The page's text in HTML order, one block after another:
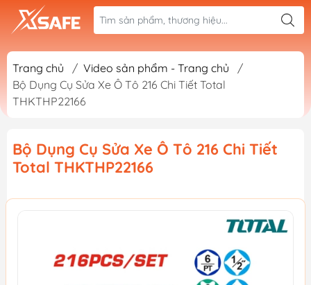
Trang chủ / Video sản phẩm - Trang chủ
/
Bộ Dụng Cụ Sửa Xe Ô Tô 216 Chi Tiết Total
THKTHP22166
Bộ Dụng Cụ Sửa Xe Ô Tô 216 Chi Tiết
Total THKTHP22166